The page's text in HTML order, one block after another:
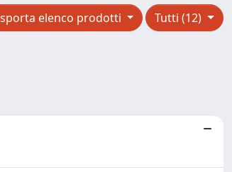
Tutti (12)
elenco prodotti